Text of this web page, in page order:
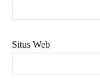
Situs Web